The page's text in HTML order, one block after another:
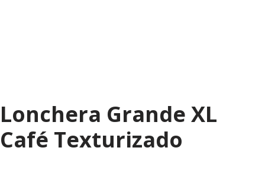
Lonchera Grande XL
Café Texturizado